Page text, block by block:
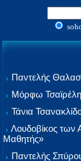
Παντελής
Μόρφω
Τάνια
Λουδοβίκος
Μαθητής»
Παντελής